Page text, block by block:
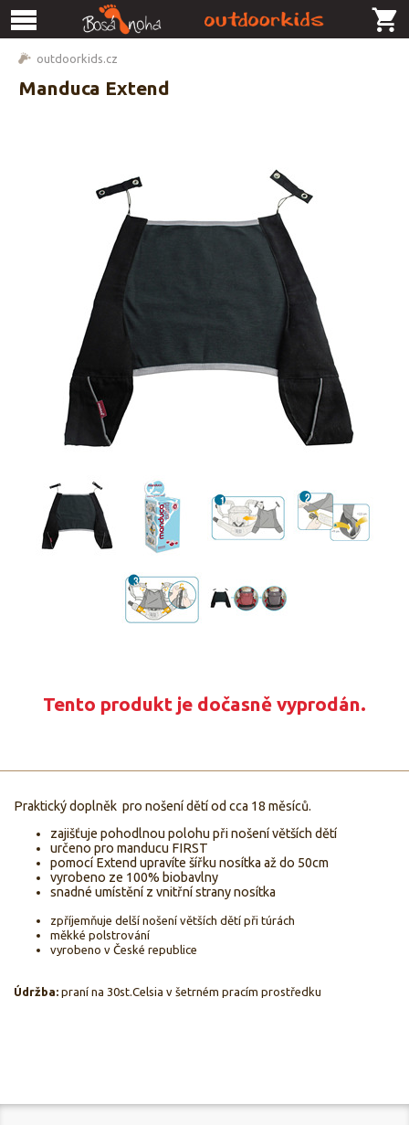
outdoorkids.cz
Manduca Extend
Tento produkt je dočasně vyprodán.
Praktický doplněk pro nošení dětí od cca 18 měsíců.
zajišťuje pohodlnou polohu při nošení větších dětí
určeno pro manducu FIRST
pomocí Extend upravíte šířku nosítka až do 50cm
vyrobeno ze 100% biobavlny
snadné umístění z vnitřní strany nosítka
zpříjemňuje delší nošení větších dětí při túrách
měkké polstrování
vyrobeno v České republice
Údržba: praní na 30st.Celsia v šetrném pracím prostředku